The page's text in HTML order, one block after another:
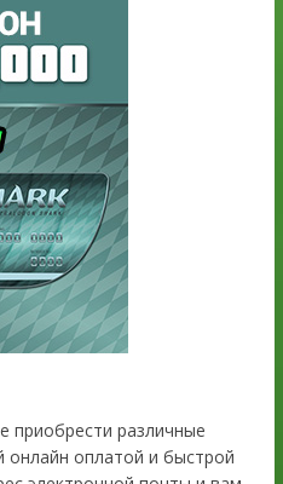
приобрести различные
оплатой и быстрой